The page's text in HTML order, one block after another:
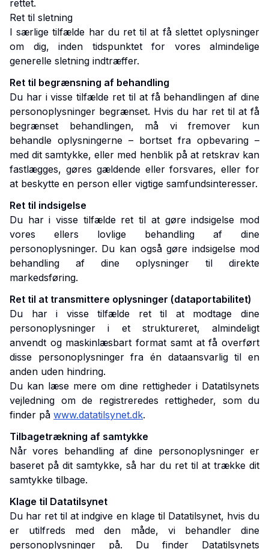
rettet.
Ret til sletning
I særlige tilfælde har du ret til at få slettet oplysninger
om dig, inden tidspunktet for vores almindelige
generelle sletning indtræffer.
Ret til begrænsning af behandling
Du har i visse tilfælde ret til at få behandlingen af dine
personoplysninger begrænset. Hvis du har ret til at få
begrænset behandlingen, må vi fremover kun
behandle oplysningerne – bortset fra opbevaring –
med dit samtykke, eller med henblik på at retskrav kan
fastlægges, gøres gældende eller forsvares, eller for
at beskytte en person eller vigtige samfundsinteresser.
Ret til indsigelse
Du har i visse tilfælde ret til at gøre indsigelse mod
vores ellers lovlige behandling af dine
personoplysninger. Du kan også gøre indsigelse mod
behandling af dine oplysninger til direkte
markedsføring.
Ret til at transmittere oplysninger (dataportabilitet)
Du har i visse tilfælde ret til at modtage dine
personoplysninger i et struktureret, almindeligt
anvendt og maskinlæsbart format samt at få overført
disse personoplysninger fra én dataansvarlig til en
anden uden hindring.
Du kan læse mere om dine rettigheder i Datatilsynets
vejledning om de registreredes rettigheder, som du
finder på www.datatilsynet.dk.
Tilbagetrækning af samtykke
Når vores behandling af dine personoplysninger er
baseret på dit samtykke, så har du ret til at trække dit
samtykke tilbage.
Klage til Datatilsynet
Du har ret til at indgive en klage til Datatilsynet, hvis du
er utilfreds med den måde, vi behandler dine
personoplysninger på. Du finder Datatilsynets